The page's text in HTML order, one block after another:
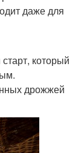
даже для
который
дрожжей